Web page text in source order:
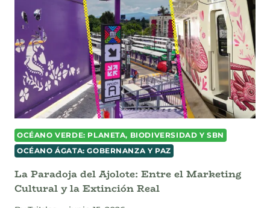
OCÉANO VERDE: PLANETA, BIODIVERSIDAD Y SBN
OCÉANO ÁGATA: GOBERNANZA Y PAZ
La Paradoja del Ajolote: Entre el Marketing
Cultural y la Extinción Real